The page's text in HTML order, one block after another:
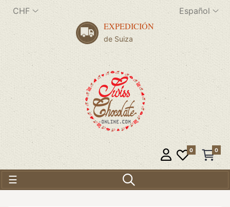
CHF Español
EXPEDICIÓN
de Suiza
0 0
Navegación de palanca
☰